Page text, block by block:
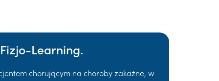
Learning.
chorującym na choroby zakaźne, w